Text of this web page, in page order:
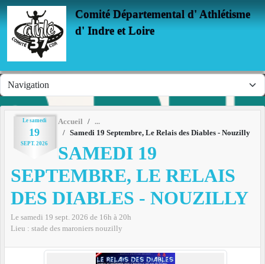
Comité Départemental d' Athlétisme
d' Indre et Loire
Le samedi
19
SEPT. 2026
Accueil
Samedi 19 Septembre, Le Relais des Diables - Nouzilly
SAMEDI 19
SEPTEMBRE, LE RELAIS
DES DIABLES - NOUZILLY
Le samedi 19 sept. 2026 de 16h à 20h
Lieu : stade des maroniers nouzilly
Panneau de gestion des cookies